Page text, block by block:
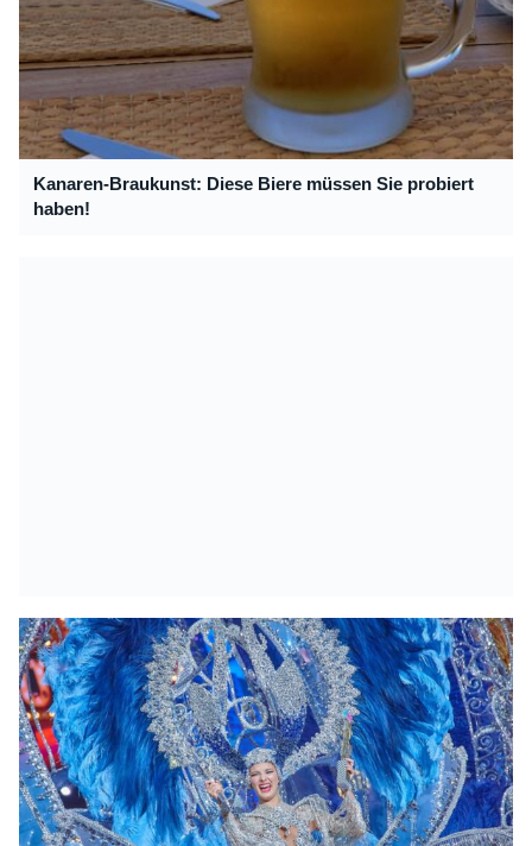
Kanaren-Braukunst: Diese Biere müssen Sie probiert
haben!